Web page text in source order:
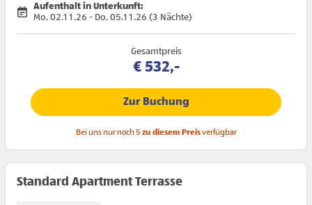
Aufenthalt in Unterkunft:
Mo, 02.11.26 - Do, 05.11.26 (3 Nächte)
Gesamtpreis
€ 532,-
Zur Buchung
Bei uns nur noch 5 zu diesem Preisverfügbar
Standard Apartment Terrasse